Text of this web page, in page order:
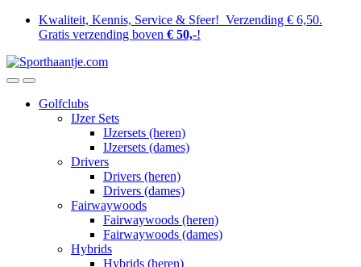
Skip
Skip
Kwaliteit, Kennis, Service & Sfeer! Verzending € 6,50.
Gratis verzending boven € 50,-!
Golfclubs
IJzer Sets
IJzersets (heren)
IJzersets (dames)
Drivers
Drivers (heren)
Drivers (dames)
Fairwaywoods
Fairwaywoods (heren)
Fairwaywoods (dames)
Hybrids
Hybrids (heren)